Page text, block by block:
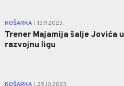
KOŠARKA 13.11.2023.
Trener Majamija šalje Jovića u
razvojnu ligu